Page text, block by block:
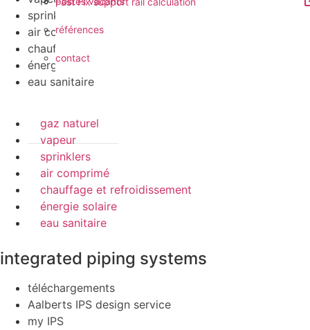
références
contact
sprinklers
air comprimé
chauffage et refroidissement
énergie solaire
eau sanitaire
gaz naturel
vapeur
sprinklers
air comprimé
chauffage et refroidissement
énergie solaire
eau sanitaire
integrated piping systems
téléchargements
Aalberts IPS design service
my IPS